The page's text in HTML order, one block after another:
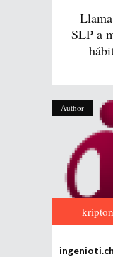
SLP a
Author